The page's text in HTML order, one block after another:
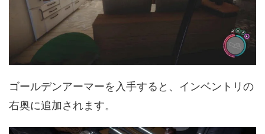
ゴールデンアーマーを入手すると、インベントリの
右奥に追加されます。